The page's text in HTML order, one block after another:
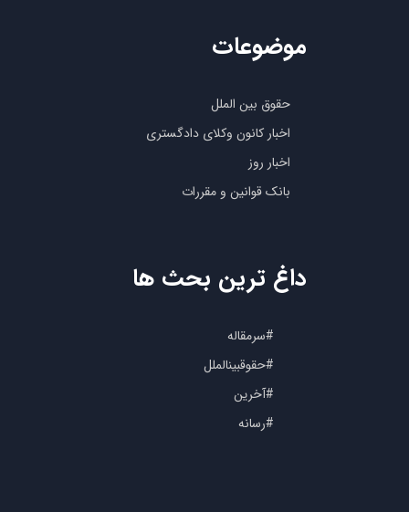
حقوق بین الملل
اخبار کانون وکلای دادگستری
اخبار روز
بانک قوانین و مقررات
موضوعات
#سرمقاله
#حقوقبینالملل
#آخرین
#رسانه
داغ ترین بحث ها